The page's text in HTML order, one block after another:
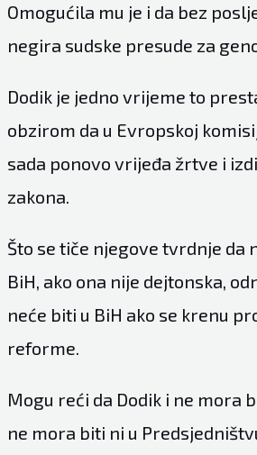
Omogućila mu je i da bez
negira sudske presude za
Dodik je jedno vrijeme to
obzirom da u Evropskoj
sada ponovo vrijeđa žrtve i
zakona.
Što se tiče njegove tvrdnje da
BiH, ako ona nije dejtonska,
neće biti u BiH ako se krenu
reforme.
Mogu reći da Dodik i ne mora
ne mora biti ni u